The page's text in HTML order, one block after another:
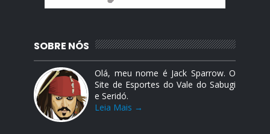
SOBRE NÓS
Olá, meu nome é Jack Sparrow. O
Site de Esportes do Vale do Sabugi
e Seridó.
Leia Mais →